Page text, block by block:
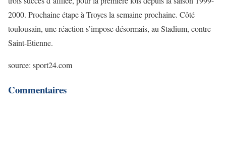
2000. Prochaine étape à Troyes la semaine prochaine. Côté
toulousain, une réaction s’impose désormais, au Stadium, contre
Saint-Etienne.
source: sport24.com
Commentaires